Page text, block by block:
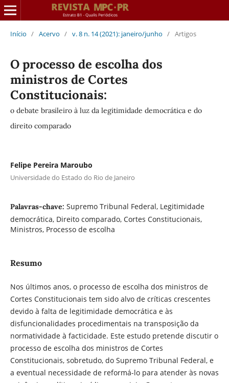
Início / Acervo / v. 8 n. 14 (2021): janeiro/junho / Artigos
O processo de escolha dos
ministros de Cortes
Constitucionais:
o debate brasileiro à luz da legitimidade democrática e do
direito comparado
Felipe Pereira Maroubo
Universidade do Estado do Rio de Janeiro
Palavras-chave: Supremo Tribunal Federal, Legitimidade
democrática, Direito comparado, Cortes Constitucionais,
Ministros, Processo de escolha
Resumo
Nos últimos anos, o processo de escolha dos ministros de
Cortes Constitucionais tem sido alvo de críticas crescentes
devido à falta de legitimidade democrática e às
disfuncionalidades procedimentais na transposição da
normatividade à facticidade. Este estudo pretende discutir o
processo de escolha dos ministros de Cortes
Constitucionais, sobretudo, do Supremo Tribunal Federal, e
a eventual necessidade de reformá-lo para atender às novas